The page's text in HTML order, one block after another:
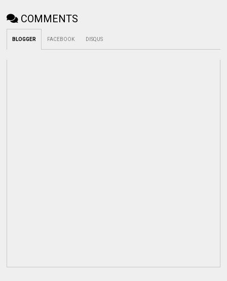
COMMENTS
BLOGGER FACEBOOK DISQUS